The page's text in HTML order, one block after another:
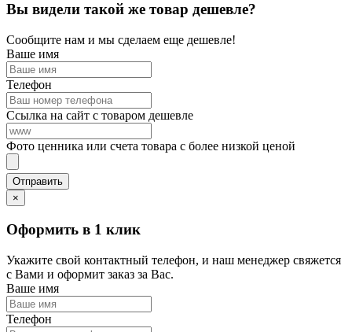
Вы видели такой же товар дешевле?
Сообщите нам и мы сделаем еще дешевле!
Ваше имя
Телефон
Ссылка на сайт с товаром дешевле
Фото ценника или счета товара с более низкой ценой
×
Оформить в 1 клик
Укажите свой контактный телефон, и наш менеджер свяжется
с Вами и оформит заказ за Вас.
Ваше имя
Телефон